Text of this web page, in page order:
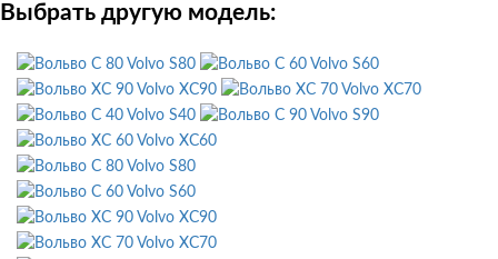
Выбрать другую модель:
Volvo S80
Volvo S60
Volvo XC90
Volvo XC70
Volvo S40
Volvo S90
Volvo XC60
Volvo S80
Volvo S60
Volvo XC90
Volvo XC70